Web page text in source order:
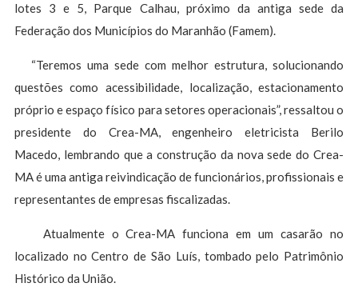
lotes 3 e 5, Parque Calhau, próximo da antiga sede da
Federação dos Municípios do Maranhão (Famem).
“Teremos uma sede com melhor estrutura, solucionando
questões como acessibilidade, localização, estacionamento
próprio e espaço físico para setores operacionais”, ressaltou o
presidente do Crea-MA, engenheiro eletricista Berilo
Macedo, lembrando que a construção da nova sede do Crea-
MA é uma antiga reivindicação de funcionários, profissionais e
representantes de empresas fiscalizadas.
Atualmente o Crea-MA funciona em um casarão no
localizado no Centro de São Luís, tombado pelo Patrimônio
Histórico da União.